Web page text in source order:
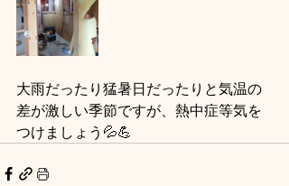
大雨だったり猛暑日だったりと気温の
差が激しい季節ですが、熱中症等気を
つけましょう💦💪